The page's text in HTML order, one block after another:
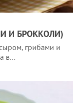
И БРОККОЛИ)
грибами и
в…